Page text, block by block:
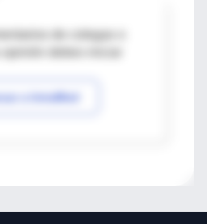
de colegas o
a IntraMed